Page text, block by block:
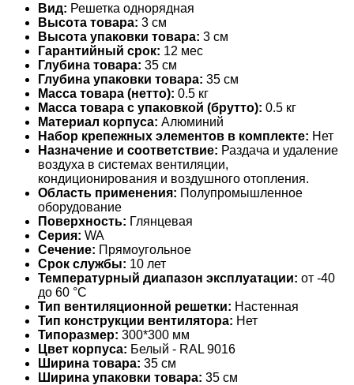
Вид: Решетка однорядная
Высота товара: 3 см
Высота упаковки товара: 3 см
Гарантийный срок: 12 мес
Глубина товара: 35 см
Глубина упаковки товара: 35 см
Масса товара (нетто): 0.5 кг
Масса товара с упаковкой (брутто): 0.5 кг
Материал корпуса: Алюминий
Набор крепежных элементов в комплекте: Нет
Назначение и соответствие: Раздача и удаление
воздуха в системах вентиляции,
кондиционирования и воздушного отопления.
Область применения: Полупромышленное
оборудование
Поверхность: Глянцевая
Серия: WA
Сечение: Прямоугольное
Срок службы: 10 лет
Температурный диапазон эксплуатации: от -40
до 60 °С
Тип вентиляционной решетки: Настенная
Тип конструкции вентилятора: Нет
Типоразмер: 300*300 мм
Цвет корпуса: Белый - RAL 9016
Ширина товара: 35 см
Ширина упаковки товара: 35 см